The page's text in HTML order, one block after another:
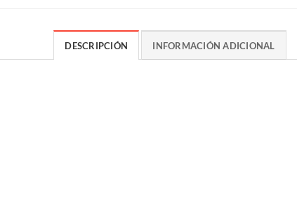
DESCRIPCIÓN INFORMACIÓN ADICIONAL